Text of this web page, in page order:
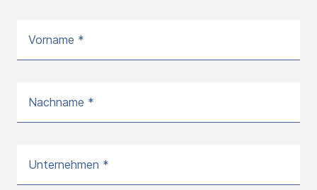
Vorname *
Nachname *
Unternehmen *